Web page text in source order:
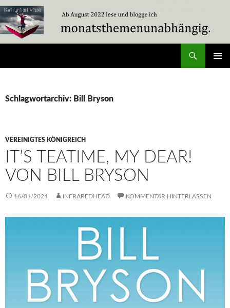
Zum
Inhalt
springen
Schlagwortarchiv: Bill Bryson
VEREINIGTES KÖNIGREICH
IT’S TEATIME, MY DEAR!
VON BILL BRYSON
16/01/2024 INFRAREDHEAD KOMMENTAR HINTERLASSEN